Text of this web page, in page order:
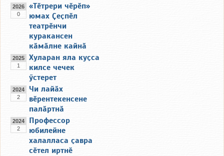
2026
0
«Тӗтрери чӗрӗп»
юмах Ҫеҫпӗл
театрӗнчи
куракансен
кӑмӑлне кайнӑ
2025
1
Хуларан яла куҫса
килсе чечек
ӳстерет
2024
2
Чи лайӑх
вӗрентекенсене
палӑртнӑ
2024
2
Профессор
юбилейне
халалласа ҫавра
сӗтел иртнӗ